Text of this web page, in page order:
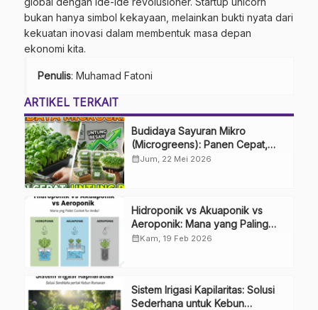
bukan hanya simbol kekayaan, melainkan bukti nyata dari
kekuatan inovasi dalam membentuk masa depan
ekonomi kita.
Penulis: Muhamad Fatoni
ARTIKEL TERKAIT
Budidaya Sayuran Mikro
(Microgreens): Panen Cepat,
Untung Besar
calendar_monthJum, 22 Mei 2026
Hidroponik vs Akuaponik vs
Aeroponik: Mana yang Paling
Cocok untuk Anda?
calendar_monthKam, 19 Feb 2026
Sistem Irigasi Kapilaritas: Solusi
Sederhana untuk Kebun